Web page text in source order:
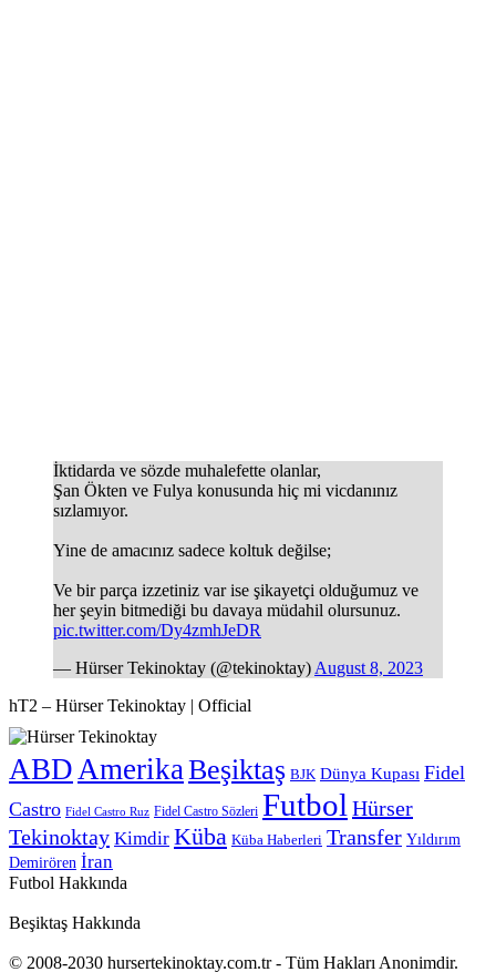
İktidarda ve sözde muhalefette olanlar,
Şan Ökten ve Fulya konusunda hiç mi vicdanınız
sızlamıyor.
Yine de amacınız sadece koltuk değilse;
Ve bir parça izzetiniz var ise şikayetçi olduğumuz ve
her şeyin bitmediği bu davaya müdahil olursunuz.
pic.twitter.com/Dy4zmhJeDR
— Hürser Tekinoktay (@tekinoktay) August 8, 2023
hT2 – Hürser Tekinoktay | Official
ABD Amerika Beşiktaş BJK Dünya Kupası Fidel
Castro Fidel Castro Ruz Fidel Castro Sözleri Futbol Hürser
Tekinoktay Kimdir Küba Küba Haberleri Transfer Yıldırım
Demirören İran
Futbol Hakkında
Beşiktaş Hakkında
© 2008-2030 hursertekinoktay.com.tr - Tüm Hakları Anonimdir.